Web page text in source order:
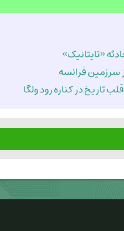
«تایتانیک»
سرزمین فرانسه
تاریخ در کناره رود ولگا